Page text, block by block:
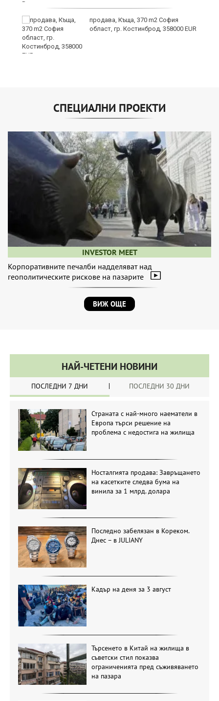
продава, Къща, 370 m2 София
област, гр. Костинброд, 358000 EUR
СПЕЦИАЛНИ ПРОЕКТИ
INVESTOR MEET
Корпоративните печалби надделяват над
геополитическите рискове на пазарите
ВИЖ ОЩЕ
НАЙ-ЧЕТЕНИ НОВИНИ
ПОСЛЕДНИ 7 ДНИ ПОСЛЕДНИ 30 ДНИ
Страната с най-много наематели в
Европа търси решение на
проблема с недостига на жилища
Носталгията продава: Завръщането
на касетките следва бума на
винила за 1 млрд. долара
Последно забелязан в Кореком.
Днес – в JULIANY
Кадър на деня за 3 август
Търсенето в Китай на жилища в
съветски стил показва
ограниченията пред съживяването
на пазара